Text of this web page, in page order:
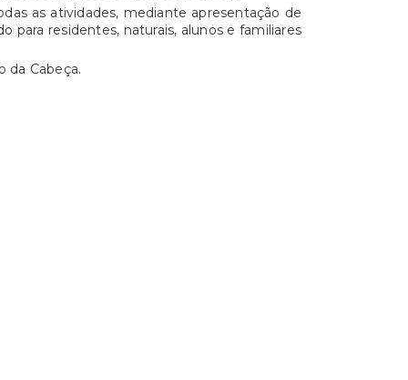
as atividades, mediante apresentação de
para residentes, naturais, alunos e familiares
da Cabeça.